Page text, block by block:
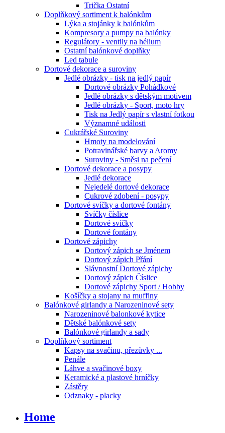
Trička Ostatní
Doplňkový sortiment k balónkům
Lýka a stojánky k balónkům
Kompresory a pumpy na balónky
Regulátory - ventily na hélium
Ostatní balónkové doplňky
Led tabule
Dortové dekorace a suroviny
Jedlé obrázky - tisk na jedlý papír
Dortové obrázky Pohádkové
Jedlé obrázky s dětským motivem
Jedlé obrázky - Sport, moto hry
Tisk na Jedlý papír s vlastní fotkou
Významné události
Cukrářské Suroviny
Hmoty na modelování
Potravinářské barvy a Aromy
Suroviny - Směsi na pečení
Dortové dekorace a posypy
Jedlé dekorace
Nejedelé dortové dekorace
Cukrové zdobení - posypy
Dortové svíčky a dortové fontány
Svíčky číslice
Dortové svíčky
Dortové fontány
Dortové zápichy
Dortový zápich se Jménem
Dortový zápich Přání
Slávnostní Dortové zápichy
Dortový zápich Číslice
Dortové zápichy Sport / Hobby
Košíčky a stojany na muffiny
Balónkové girlandy a Narozeninové sety
Narozeninové balonkové kytice
Dětské balónkové sety
Balónkové girlandy a sady
Doplňkový sortiment
Kapsy na svačinu, přezůvky ...
Penále
Láhve a svačinové boxy
Keramické a plastové hrníčky
Zástěry
Odznaky - placky
Home